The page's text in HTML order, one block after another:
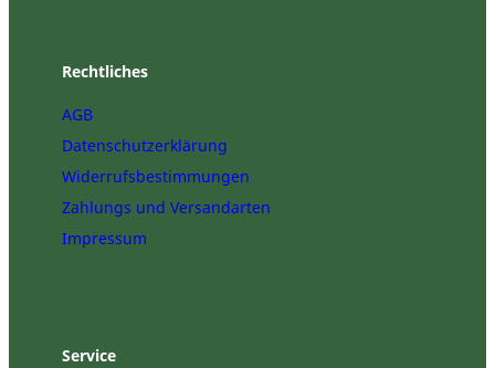
Rechtliches
AGB
Datenschutzerklärung
Widerrufsbestimmungen
Zahlungs und Versandarten
Impressum
Service